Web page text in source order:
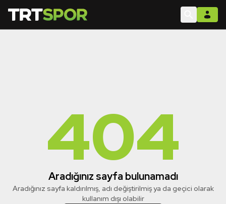
404
Aradığınız sayfa bulunamadı
Aradığınız sayfa kaldırılmış, adı değiştirilmiş ya da geçici olarak
kullanım dışı olabilir